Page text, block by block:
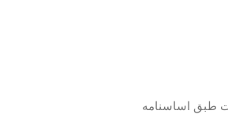
طبق اساسنامه